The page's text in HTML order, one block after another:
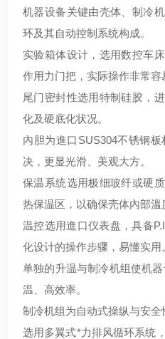
机器设备关键由壳体、制冷
环及其自动控制系统构成。
实验箱体设计，选用数控车
作用力门把，实际操作非常容
尾门密封性选用特制硅胶，
化及硬底化状况。
內胆为進口SUS304不锈钢
决，更显光滑、美观大方。
保温系统选用极细玻纤或硬
热保温区，以确保壳体內部溫
温控选用進口仪表盘，具备
化设计的操作步骤，易懂实用
单独的升温与制冷机组使机
温、高效率。
制冷机组为自动式操纵与安全
选用多翼式*力排风循环系统